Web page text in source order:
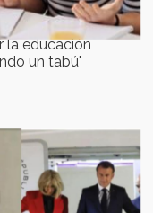
la educación
un tabú"